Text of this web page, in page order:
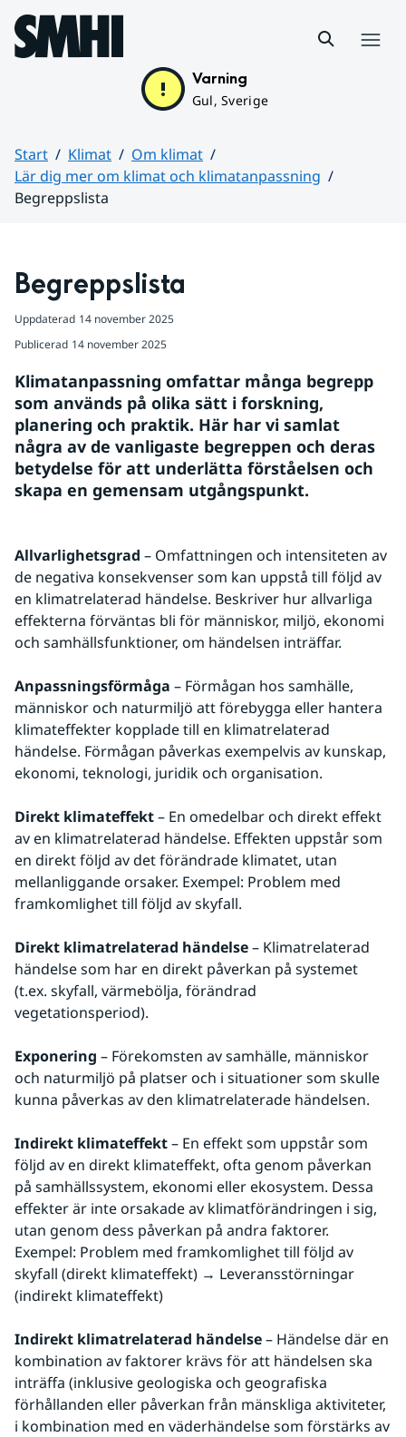
Hoppa till sidans innehåll
Varning
Gul, Sverige
Start Klimat
Om klimat
Lär dig mer om klimat och klimatanpassning
Begreppslista
Begreppslista
Uppdaterad 14 november 2025
Publicerad 14 november 2025
Klimatanpassning omfattar många begrepp
som används på olika sätt i forskning,
planering och praktik. Här har vi samlat
några av de vanligaste begreppen och deras
betydelse för att underlätta förståelsen och
skapa en gemensam utgångspunkt.
Allvarlighetsgrad – Omfattningen och intensiteten av
de negativa konsekvenser som kan uppstå till följd av
en klimatrelaterad händelse. Beskriver hur allvarliga
effekterna förväntas bli för människor, miljö, ekonomi
och samhällsfunktioner, om händelsen inträffar.
Anpassningsförmåga – Förmågan hos samhälle,
människor och naturmiljö att förebygga eller hantera
klimateffekter kopplade till en klimatrelaterad
händelse. Förmågan påverkas exempelvis av kunskap,
ekonomi, teknologi, juridik och organisation.
Direkt klimateffekt – En omedelbar och direkt effekt
av en klimatrelaterad händelse. Effekten uppstår som
en direkt följd av det förändrade klimatet, utan
mellanliggande orsaker. Exempel: Problem med
framkomlighet till följd av skyfall.
Direkt klimatrelaterad händelse – Klimatrelaterad
händelse som har en direkt påverkan på systemet
(t.ex. skyfall, värmebölja, förändrad
vegetationsperiod).
Exponering – Förekomsten av samhälle, människor
och naturmiljö på platser och i situationer som skulle
kunna påverkas av den klimatrelaterade händelsen.
Indirekt klimateffekt – En effekt som uppstår som
följd av en direkt klimateffekt, ofta genom påverkan
på samhällssystem, ekonomi eller ekosystem. Dessa
effekter är inte orsakade av klimatförändringen i sig,
utan genom dess påverkan på andra faktorer.
Exempel: Problem med framkomlighet till följd av
skyfall (direkt klimateffekt) → Leveransstörningar
(indirekt klimateffekt)
Indirekt klimatrelaterad händelse – Händelse där en
kombination av faktorer krävs för att händelsen ska
inträffa (inklusive geologiska och geografiska
förhållanden eller påverkan från mänskliga aktiviteter,
i kombination med en väderhändelse som förstärks av